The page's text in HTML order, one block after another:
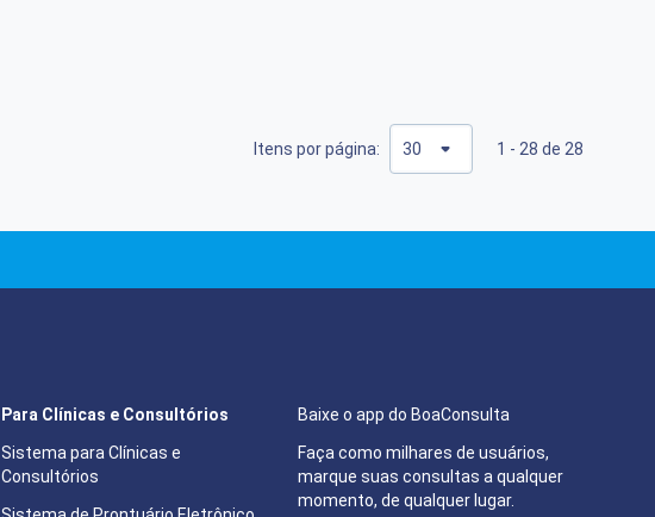
Itens por página: 1 - 28 de 28
Baixe o app do BoaConsulta
Faça como milhares de usuários,
marque suas consultas a qualquer
momento, de qualquer lugar.
Para Clínicas e Consultórios
Sistema para Clínicas e
Consultórios